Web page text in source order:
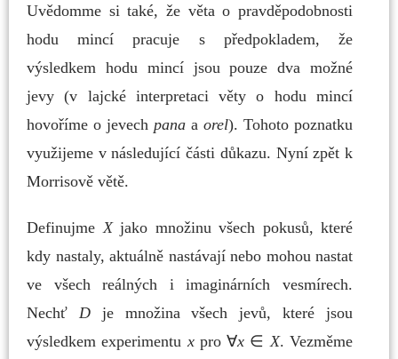
Uvědomme si také, že věta o pravděpodobnosti
hodu mincí pracuje s předpokladem, že
výsledkem hodu mincí jsou pouze dva možné
jevy (v lajcké interpretaci věty o hodu mincí
hovoříme o jevech pana a orel). Tohoto poznatku
využijeme v následující části důkazu. Nyní zpět k
Morrisově větě.
Definujme Xjako množinu všech pokusů, které
kdy nastaly, aktuálně nastávají nebo mohou nastat
ve všechreálných i imaginárních vesmírech.
Nechť Dje množina všech jevů, které jsou
výsledkem experimentu xpro∀x ∈ X. Vezměme